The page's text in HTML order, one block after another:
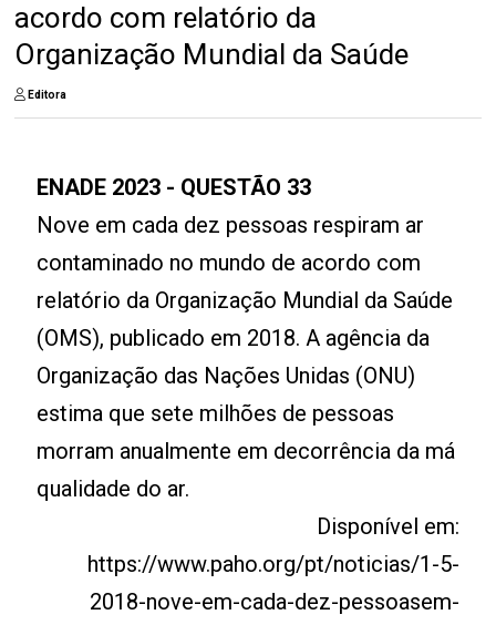
acordo com relatório da
Organização Mundial da Saúde
Editora
ENADE 2023 - QUESTÃO 33
Nove em cada dez pessoas respiram ar
contaminado no mundo de acordo com
relatório da Organização Mundial da Saúde
(OMS), publicado em 2018. A agência da
Organização das Nações Unidas (ONU)
estima que sete milhões de pessoas
morram anualmente em decorrência da má
qualidade do ar.
Disponível em:
https://www.paho.org/pt/noticias/1-5-
2018-nove-em-cada-dez-pessoasem-